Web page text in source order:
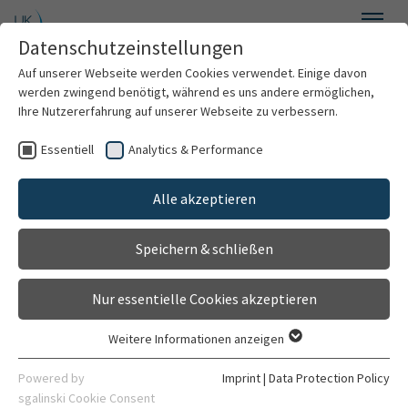
Skip to main content
Clinics & Institutes
Organization
Contact
Datenschutzeinstellungen
Auf unserer Webseite werden Cookies verwendet. Einige davon
werden zwingend benötigt, während es uns andere ermöglichen,
Ihre Nutzererfahrung auf unserer Webseite zu verbessern.
Essentiell Analytics & Performance
Alle akzeptieren
Speichern & schließen
Nur essentielle Cookies akzeptieren
Essentielle Cookies werden für grundlegende Funktionen der
Webseite benötigt. Dadurch ist gewährleistet, dass die
Weitere Informationen anzeigen
Powered by
sgalinski Cookie Consent
Imprint| Data Protection Policy